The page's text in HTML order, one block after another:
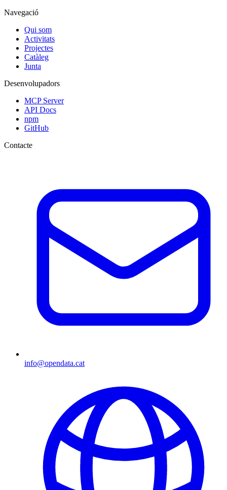
Navegació
Qui som
Activitats
Projectes
Catàleg
Junta
Desenvolupadors
MCP Server
API Docs
npm
GitHub
Contacte
info@opendata.cat